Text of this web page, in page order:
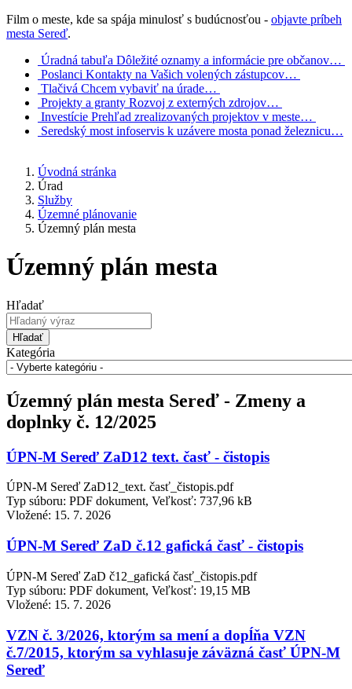
Film o meste, kde sa spája minulosť s budúcnosťou - objavte príbeh
mesta Sereď.
Úradná tabuľa Dôležité oznamy a informácie pre občanov…
Poslanci Kontakty na Vašich volených zástupcov…
Tlačivá Chcem vybaviť na úrade…
Projekty a granty Rozvoj z externých zdrojov…
Investície Prehľad zrealizovaných projektov v meste…
Seredský most infoservis k uzávere mosta ponad železnicu…
Úvodná stránka
Úrad
Služby
Územné plánovanie
Územný plán mesta
Územný plán mesta
Hľadať
Hľadať
Kategória
Územný plán mesta Sereď - Zmeny a
doplnky č. 12/2025
ÚPN-M Sereď ZaD12 text. časť - čistopis
ÚPN-M Sereď ZaD12_text. časť_čistopis.pdf
Typ súboru: PDF dokument, Veľkosť: 737,96 kB
Vložené: 15. 7. 2026
ÚPN-M Sereď ZaD č.12 gafická časť - čistopis
ÚPN-M Sereď ZaD č12_gafická časť_čistopis.pdf
Typ súboru: PDF dokument, Veľkosť: 19,15 MB
Vložené: 15. 7. 2026
VZN č. 3/2026, ktorým sa mení a dopĺňa VZN
č.7/2015, ktorým sa vyhlasuje záväzná časť ÚPN-M
Sereď